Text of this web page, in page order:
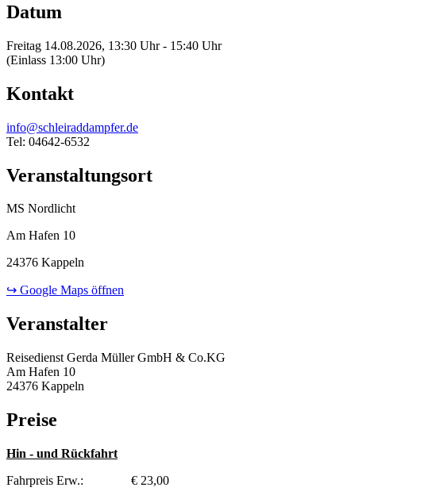
Datum
Freitag 14.08.2026, 13:30 Uhr - 15:40 Uhr
(Einlass 13:00 Uhr)
Kontakt
info@schleiraddampfer.de
Tel: 04642-6532
Veranstaltungsort
MS Nordlicht
Am Hafen 10
24376 Kappeln
↪ Google Maps öffnen
Veranstalter
Reisedienst Gerda Müller GmbH & Co.KG
Am Hafen 10
24376 Kappeln
Preise
Hin - und Rückfahrt
Fahrpreis Erw.: € 23,00